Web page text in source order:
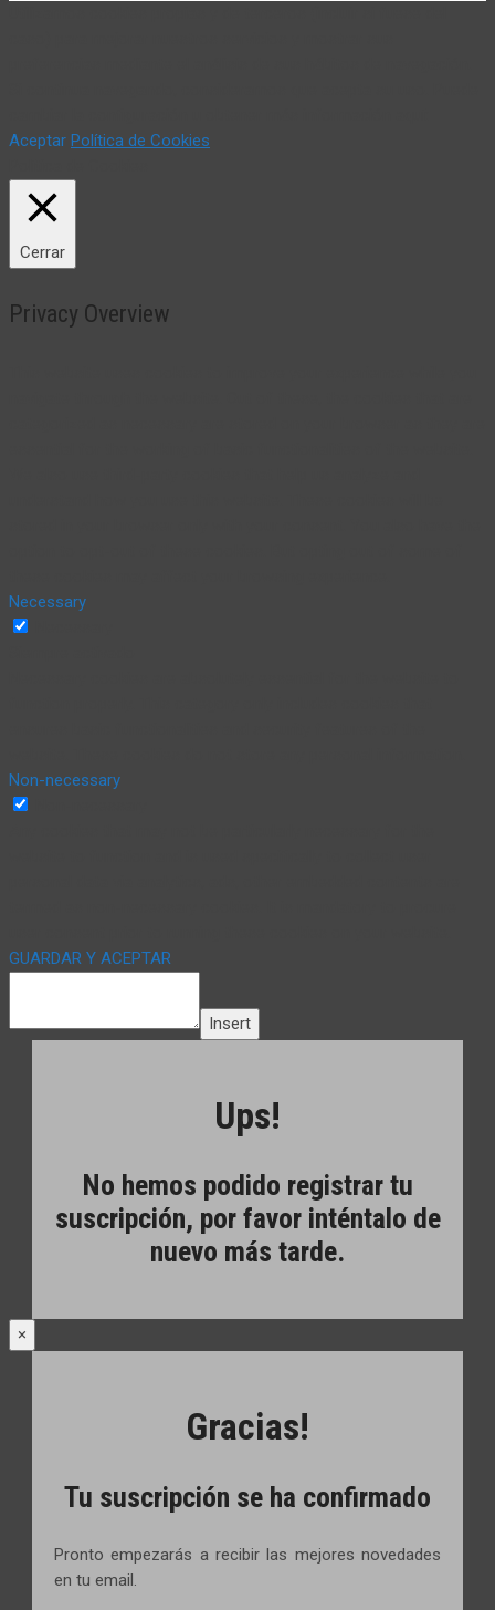
Aceptar Política de Cookies
Cerrar
Privacy Overview
Necessary
Non-necessary
GUARDAR Y ACEPTAR
Insert
Ups!
No hemos podido registrar tu
suscripción, por favor inténtalo de
nuevo más tarde.
×
Gracias!
Tu suscripción se ha confirmado
Pronto empezarás a recibir las mejores novedades
en tu email.